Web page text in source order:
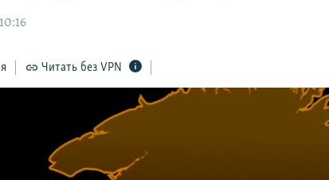
Читать без VPN